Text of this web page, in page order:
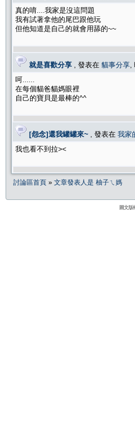
真的唷....我家是沒這問題
我有試著拿他的尾巴跟他玩
但他知道是自己的就會用舔的~~
就是喜歡分享 , 發表在 貓事分享
呵......
在每個貓爸貓媽眼裡
自己的寶貝是最棒的^^
[怨念]還我罐罐來~ , 發表在 我家
我也看不到拉><
討論區首頁 » 文章發表人是 柚子ㄟ媽
圖文版